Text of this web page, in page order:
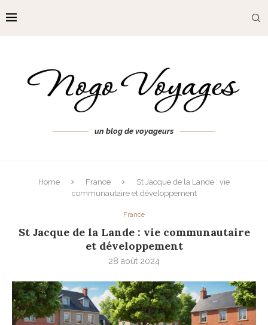
un blog de voyageurs
Home France
St Jacque de la Lande : vie
communautaire et développement
France
St Jacque de la Lande : vie communautaire
et développement
28 août 2024